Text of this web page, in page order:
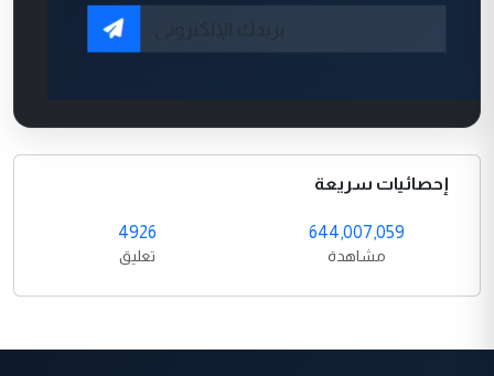
إحصائيات سريعة
644,007,059
مشاهدة
4926
تعليق